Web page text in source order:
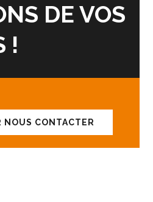
DE VOS
!
NOUS CONTACTER